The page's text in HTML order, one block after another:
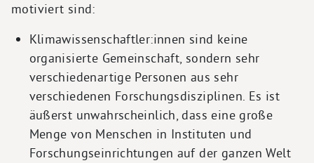
motiviert sind:
Klimawissenschaftler:innen sind keine
organisierte Gemeinschaft, sondern sehr
verschiedenartige Personen aus sehr
verschiedenen Forschungsdisziplinen. Es ist
äußerst unwahrscheinlich, dass eine große
Menge von Menschen in Instituten und
Forschungseinrichtungen auf der ganzen Welt